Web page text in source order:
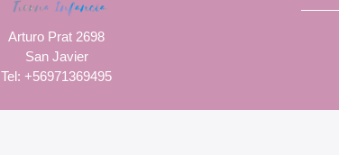
Arturo Prat 2698
San Javier
Tel: +56971369495